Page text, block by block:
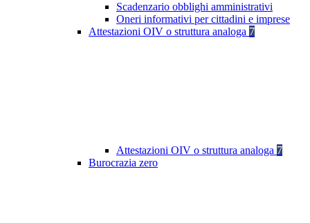
Scadenzario obblighi amministrativi
Oneri informativi per cittadini e imprese
Attestazioni OIV o struttura analoga 7
Attestazioni OIV o struttura analoga 7
Burocrazia zero